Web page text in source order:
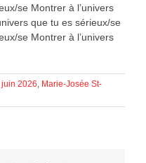
se Montrer à l’univers
que tu es sérieux/se
se Montrer à l’univers
juin 2026, Marie-Josée St-